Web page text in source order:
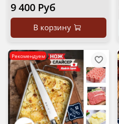
9 400 Руб
В корзину
Рекомендуем